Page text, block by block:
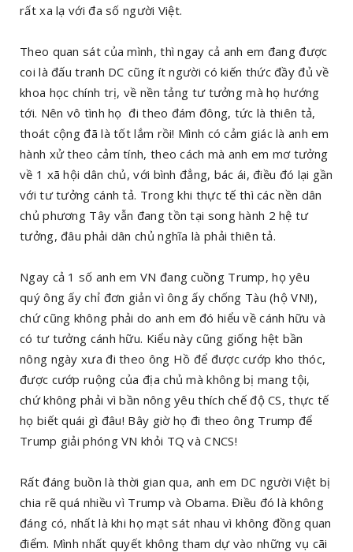
rất xa lạ với đa số người Việt.
Theo quan sát của mình, thì ngay cả anh em đang được
coi là đấu tranh DC cũng ít người có kiến thức đầy đủ về
khoa học chính trị, về nền tảng tư tưởng mà họ hướng
tới. Nên vô tình họ đi theo đám đông, tức là thiên tả,
thoát cộng đã là tốt lắm rồi! Mình có cảm giác là anh em
hành xử theo cảm tính, theo cách mà anh em mơ tưởng
về 1 xã hội dân chủ, với bình đẳng, bác ái, điều đó lại gần
với tư tưởng cánh tả. Trong khi thực tế thì các nền dân
chủ phương Tây vẫn đang tồn tại song hành 2 hệ tư
tưởng, đâu phải dân chủ nghĩa là phải thiên tả.
Ngay cả 1 số anh em VN đang cuồng Trump, họ yêu
quý ông ấy chỉ đơn giản vì ông ấy chống Tàu (hộ VN!),
chứ cũng không phải do anh em đó hiểu về cánh hữu và
có tư tưởng cánh hữu. Kiểu này cũng giống hệt bần
nông ngày xưa đi theo ông Hồ để được cướp kho thóc,
được cướp ruộng của địa chủ mà không bị mang tội,
chứ không phải vì bần nông yêu thích chế độ CS, thực tế
họ biết quái gì đâu! Bây giờ họ đi theo ông Trump để
Trump giải phóng VN khỏi TQ và CNCS!
Rất đáng buồn là thời gian qua, anh em DC người Việt bị
chia rẽ quá nhiều vì Trump và Obama. Điều đó là không
đáng có, nhất là khi họ mạt sát nhau vì không đồng quan
điểm. Mình nhất quyết không tham dự vào những vụ cãi